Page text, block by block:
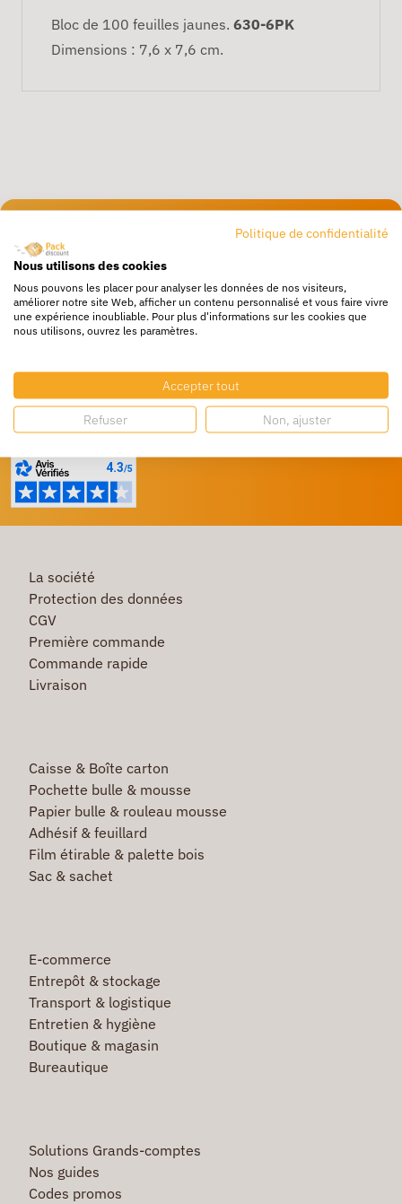
Bloc de 100 feuilles jaunes. 630-6PK
Dimensions : 7,6 x 7,6 cm.
24/72h partout en europe
Livraison gratuite
Dès 250€ HT d’achat
Profitez de prix bas toute l’année
Besoin d'aide ?
Un service client à votre écoute
La société
Protection des données
CGV
Première commande
Commande rapide
Livraison
Caisse & Boîte carton
Pochette bulle & mousse
Papier bulle & rouleau mousse
Adhésif & feuillard
Film étirable & palette bois
Sac & sachet
E-commerce
Entrepôt & stockage
Transport & logistique
Entretien & hygiène
Boutique & magasin
Bureautique
Solutions Grands-comptes
Nos guides
Codes promos
Politique de confidentialité
Nous utilisons des cookies
Nous pouvons les placer pour analyser les données de nos visiteurs,
améliorer notre site Web, afficher un contenu personnalisé et vous faire vivre
une expérience inoubliable. Pour plus d'informations sur les cookies que
nous utilisons, ouvrez les paramètres.
Accepter tout
Refuser Non, ajuster